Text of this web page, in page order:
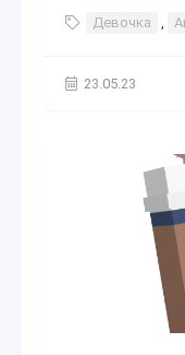
Девочка ,
23.05.23